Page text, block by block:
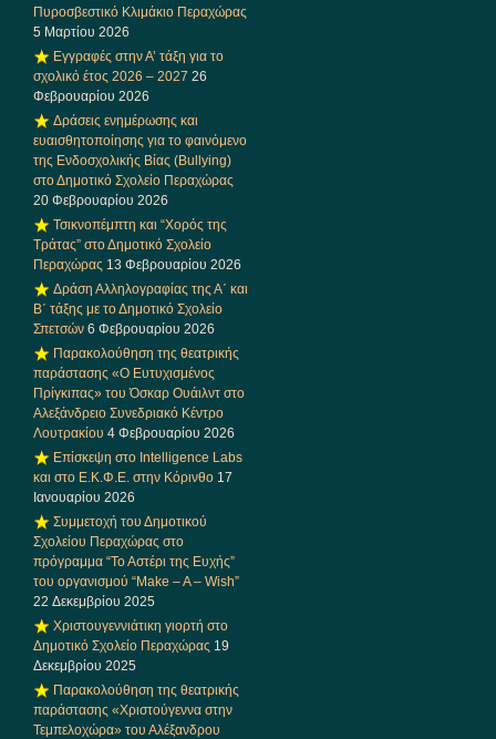
Πυροσβεστικό Κλιμάκιο Περαχώρας
5 Μαρτίου 2026
Εγγραφές στην Α’ τάξη για το
σχολικό έτος 2026 – 2027 26
Φεβρουαρίου 2026
Δράσεις ενημέρωσης και
ευαισθητοποίησης για το φαινόμενο
της Ενδοσχολικής Βίας (Bullying)
στο Δημοτικό Σχολείο Περαχώρας
20 Φεβρουαρίου 2026
Τσικνοπέμπτη και “Χορός της
Τράτας” στο Δημοτικό Σχολείο
Περαχώρας 13 Φεβρουαρίου 2026
Δράση Αλληλογραφίας της Α΄ και
Β΄ τάξης με το Δημοτικό Σχολείο
Σπετσών 6 Φεβρουαρίου 2026
Παρακολούθηση της θεατρικής
παράστασης «Ο Ευτυχισμένος
Πρίγκιπας» του Όσκαρ Ουάιλντ στο
Αλεξάνδρειο Συνεδριακό Κέντρο
Λουτρακίου 4 Φεβρουαρίου 2026
Επίσκεψη στο Intelligence Labs
και στο Ε.Κ.Φ.Ε. στην Κόρινθο 17
Ιανουαρίου 2026
Συμμετοχή του Δημοτικού
Σχολείου Περαχώρας στο
πρόγραμμα “Το Αστέρι της Ευχής”
του οργανισμού “Make – A – Wish”
22 Δεκεμβρίου 2025
Χριστουγεννιάτικη γιορτή στο
Δημοτικό Σχολείο Περαχώρας 19
Δεκεμβρίου 2025
Παρακολούθηση της θεατρικής
παράστασης «Χριστούγεννα στην
Τεμπελοχώρα» του Αλέξανδρου